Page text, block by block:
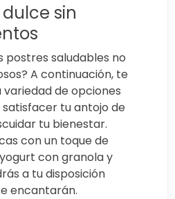
sin
postres saludables no
A continuación, te
de opciones
tu antojo de
tu bienestar.
con un toque de
con granola y
a tu disposición
encantarán.